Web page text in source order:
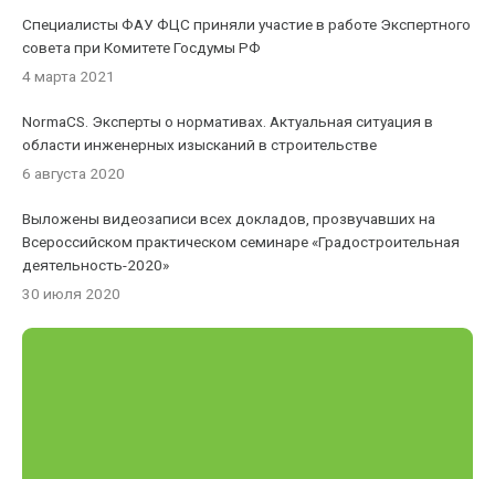
Специалисты ФАУ ФЦС приняли участие в работе Экспертного
совета при Комитете Госдумы РФ
4 марта 2021
NormaCS. Эксперты о нормативах. Актуальная ситуация в
области инженерных изысканий в строительстве
6 августа 2020
Выложены видеозаписи всех докладов, прозвучавших на
Всероссийском практическом семинаре «Градостроительная
деятельность-2020»
30 июля 2020